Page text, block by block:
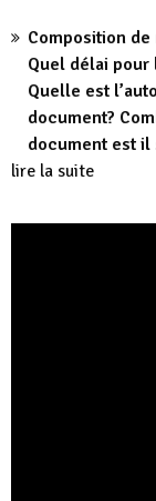
Composition de
Quel délai pour
Quelle est
document?
document est il
lire la suite